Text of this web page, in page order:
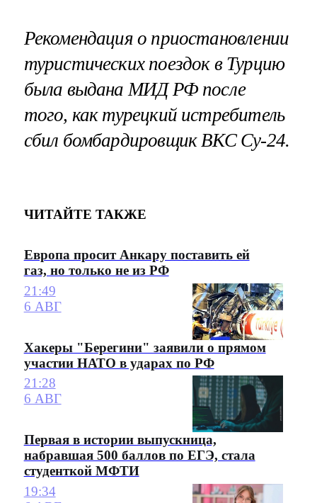
Рекомендация о приостановлении
туристических поездок в Турцию
была выдана МИД РФ после
того, как турецкий истребитель
сбил бомбардировщик ВКС Су-24.
ЧИТАЙТЕ ТАКЖЕ
Европа просит Анкару поставить ей
газ, но только не из РФ
21:49
6 АВГ
Хакеры "Берегини" заявили о прямом
участии НАТО в ударах по РФ
21:28
6 АВГ
Первая в истории выпускница,
набравшая 500 баллов по ЕГЭ, стала
студенткой МФТИ
19:34